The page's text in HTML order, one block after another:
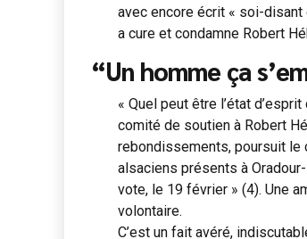
avec encore écrit « soi-disant
a cure et condamne Robert
“Un homme ça
« Quel peut être l’état
comité de soutien à Robert
rebondissements, poursuit le
alsaciens présents à
vote, le 19 février » (4). Une
volontaire.
C’est un fait avéré,